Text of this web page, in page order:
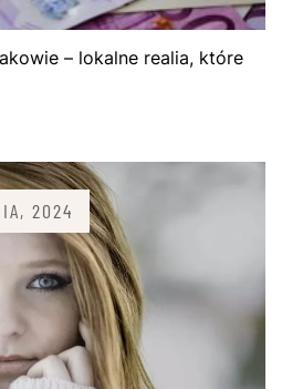
– lokalne realia, które
2024